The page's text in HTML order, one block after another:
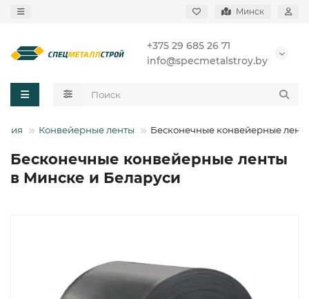
Минск
+375 29 685 26 71
info@specmetalstroy.by
Конвейерные ленты Бесконечные конвейерные
Бесконечные конвейерные ленты
в Минске и Беларуси